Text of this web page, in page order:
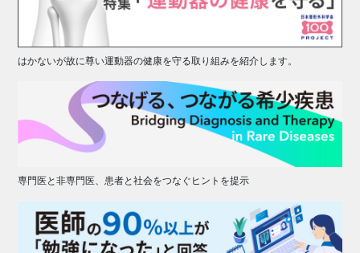
はかないが故に尊い運動器の健康を守る取り組みを紹介します。
専門医と非専門医、患者と社会をつなぐヒントを提示